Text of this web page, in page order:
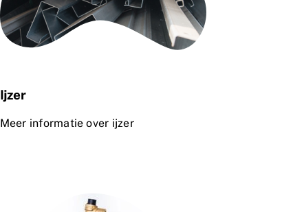
Ijzer
Meer informatie over ijzer